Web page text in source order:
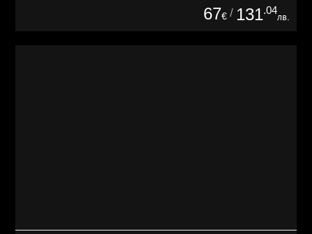
67€ / 131.04
лв.